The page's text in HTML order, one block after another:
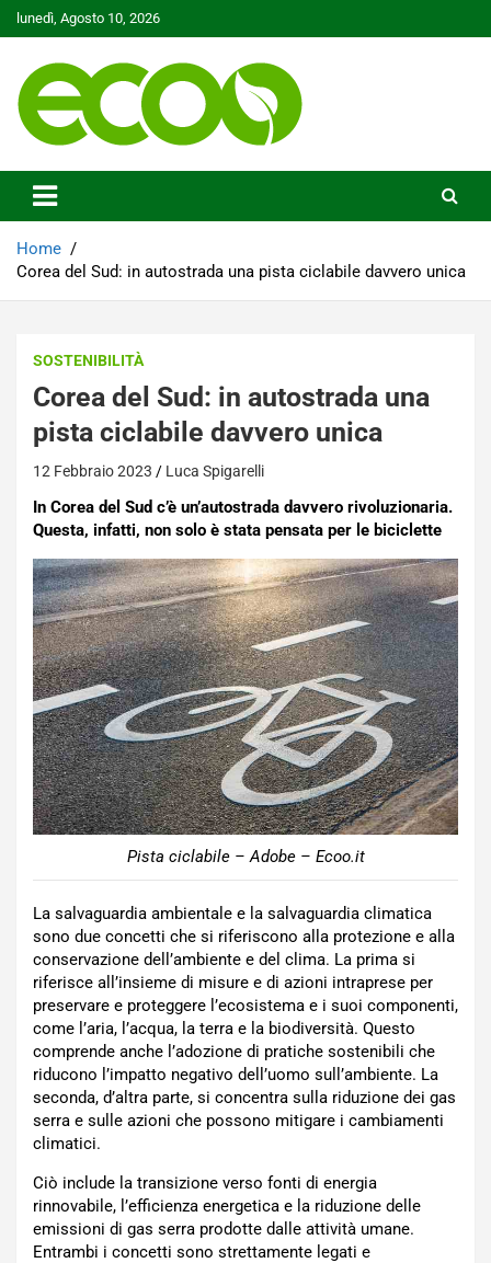
Skip
to
lunedì, Agosto 10, 2026
Ecoo.it
Home
Corea del Sud: in autostrada una pista ciclabile davvero unica
SOSTENIBILITÀ
Corea del Sud: in autostrada una
pista ciclabile davvero unica
12 Febbraio 2023 Luca Spigarelli
In Corea del Sud c’è un’autostrada davvero rivoluzionaria.
Questa, infatti, non solo è stata pensata per le biciclette
Pista ciclabile – Adobe – Ecoo.it
La salvaguardia ambientale e la salvaguardia climatica
sono due concetti che si riferiscono alla protezione e alla
conservazione dell’ambiente e del clima. La prima si
riferisce all’insieme di misure e di azioni intraprese per
preservare e proteggere l’ecosistema e i suoi componenti,
come l’aria, l’acqua, la terra e la biodiversità. Questo
comprende anche l’adozione di pratiche sostenibili che
riducono l’impatto negativo dell’uomo sull’ambiente. La
seconda, d’altra parte, si concentra sulla riduzione dei gas
serra e sulle azioni che possono mitigare i cambiamenti
climatici.
Ciò include la transizione verso fonti di energia
rinnovabile, l’efficienza energetica e la riduzione delle
emissioni di gas serra prodotte dalle attività umane.
Entrambi i concetti sono strettamente legati e